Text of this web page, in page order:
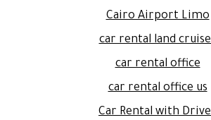
Cairo Airport Limo
car rental land
car rental office
car rental office us
Car Rental with